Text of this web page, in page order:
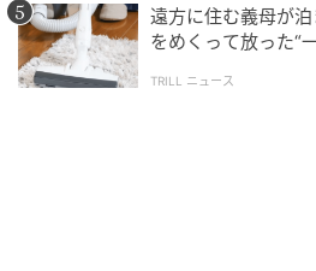
イヤイヤ期は多くの場合、成長
着いていくといわれています。
遠方に住む義母が
をめくって放った“
TRILL ニュース